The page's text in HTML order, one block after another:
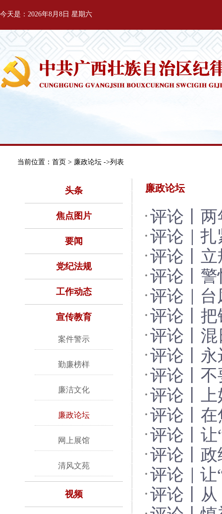
今天是：2026年8月8日 星期六
当前位置： 首页 > 廉政论坛 ->列表
头条
焦点图片
要闻
党纪法规
工作动态
宣传教育
案件警示
勤廉榜样
廉洁文化
廉政论坛
网上展馆
清风文苑
视频
廉政论坛
评论丨
万家灯火
评论｜
评论丨
励本质
评论丨警
评论｜台
评论丨
里
评论丨
评论丨
心密码
评论丨不
评论丨上
评论丨
评论丨让
评论丨政
评论｜让
评论丨